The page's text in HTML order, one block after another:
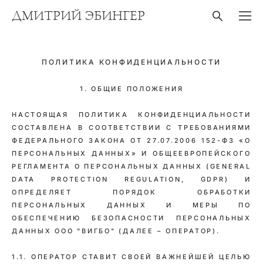
ДМИТРИЙ ЭБИНГЕР
ПОЛИТИКА КОНФИДЕНЦИАЛЬНОСТИ
1. ОБЩИЕ ПОЛОЖЕНИЯ
НАСТОЯЩАЯ ПОЛИТИКА КОНФИДЕНЦИАЛЬНОСТИ
СОСТАВЛЕНА В СООТВЕТСТВИИ С ТРЕБОВАНИЯМИ
ФЕДЕРАЛЬНОГО ЗАКОНА ОТ 27.07.2006 152-ФЗ «О
ПЕРСОНАЛЬНЫХ ДАННЫХ» И ОБЩЕЕВРОПЕЙСКОГО
РЕГЛАМЕНТА О ПЕРСОНАЛЬНЫХ ДАННЫХ (GENERAL
DATA PROTECTION REGULATION, GDPR) И
ОПРЕДЕЛЯЕТ ПОРЯДОК ОБРАБОТКИ
ПЕРСОНАЛЬНЫХ ДАННЫХ И МЕРЫ ПО
ОБЕСПЕЧЕНИЮ БЕЗОПАСНОСТИ ПЕРСОНАЛЬНЫХ
ДАННЫХ ООО "ВИГБО" (ДАЛЕЕ – ОПЕРАТОР).
1.1. ОПЕРАТОР СТАВИТ СВОЕЙ ВАЖНЕЙШЕЙ ЦЕЛЬЮ